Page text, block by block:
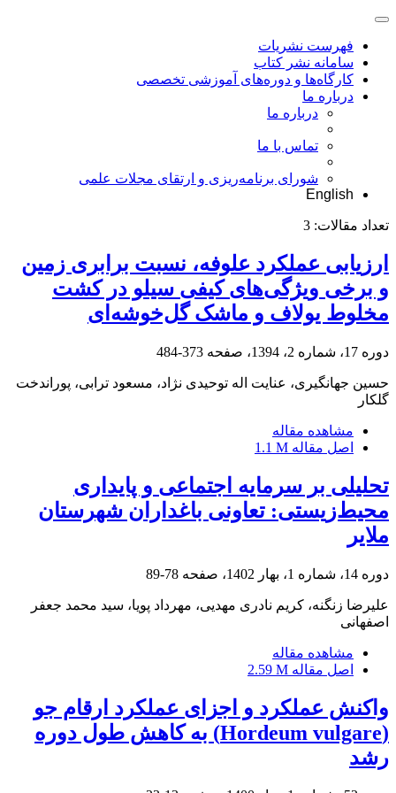
فهرست نشریات
سامانه نشر کتاب
کارگاه‌ها و دوره‌های آموزشی تخصصی
درباره ما
درباره ما
تماس با ما
شورای برنامه‌ریزی و ارتقای مجلات علمی
English
تعداد مقالات: 3
ارزیابی عملکرد علوفه، نسبت برابری زمین
و برخی ویژگی‌های کیفی سیلو در کشت
مخلوط یولاف و ماشک ‌گل‌خوشه‌ای
دوره 17، شماره 2، 1394، صفحه 373-484
حسین جهانگیری، عنایت اله توحیدی نژاد، مسعود ترابی، پوراندخت
گلکار
مشاهده مقاله
اصل مقاله 1.1 M
تحلیلی بر سرمایه اجتماعی و پایداری
‌محیط‌زیستی‌: تعاونی باغداران شهرستان
ملایر
دوره 14، شماره 1، بهار 1402، صفحه 78-89
علیرضا زنگنه، کریم نادری مهدیی، مهرداد پویا، سید محمد جعفر
اصفهانی
مشاهده مقاله
اصل مقاله 2.59 M
واکنش عملکرد و اجزای عملکرد ارقام جو
(Hordeum vulgare) به کاهش طول دوره
رشد